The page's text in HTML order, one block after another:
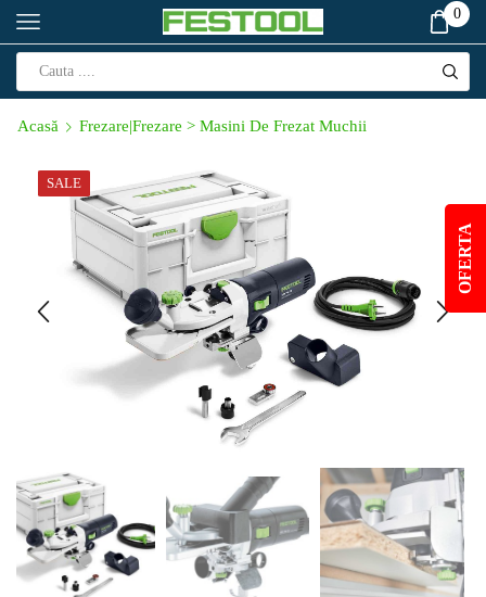
0
Acasă Frezare|Frezare > Masini De Frezat Muchii
SALE
OFERTA